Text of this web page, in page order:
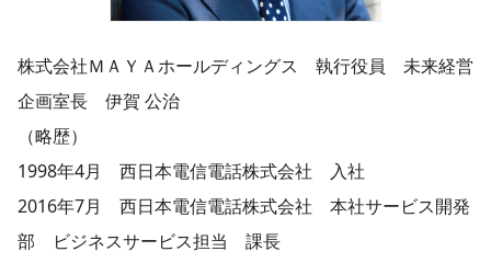
株式会社ＭＡＹＡホールディングス 執行役員 未来経営
企画室長 伊賀 公治
（略歴）
1998年4月 西日本電信電話株式会社 入社
2016年7月 西日本電信電話株式会社 本社サービス開発
部 ビジネスサービス担当 課長